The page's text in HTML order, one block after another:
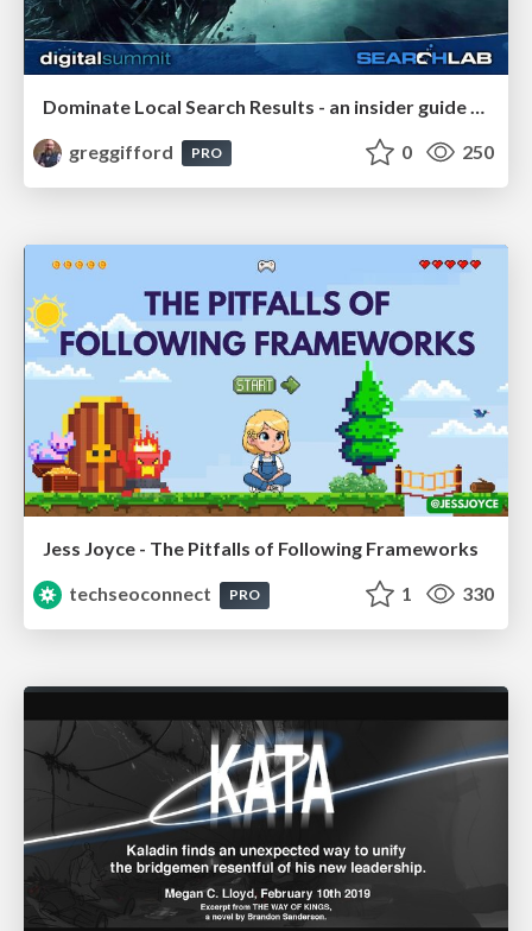
Dominate Local Search Results - an insider guide to GBP, reviews, and Local SEO
greggifford
PRO 0 250
Jess Joyce - The Pitfalls of Following Frameworks
techseoconnect
PRO 1 330